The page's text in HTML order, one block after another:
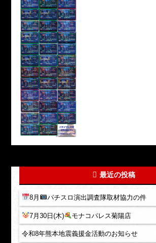
最近の投稿
8月 パチスロ演出調査隊取材協力の件
7月30日(木) モナコパレス菊陽店
令和8年熊本地震義援金活動のお知らせ